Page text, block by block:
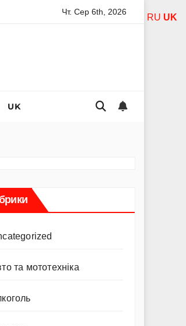
до співачки з хітами на радіо
Чт. Сер 6th, 2026
UK
та мототехніка
RU UK